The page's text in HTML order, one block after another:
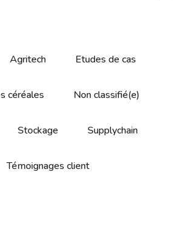
Agritech Etudes de cas
céréales Non classifié(e)
Stockage Supplychain
Témoignages client